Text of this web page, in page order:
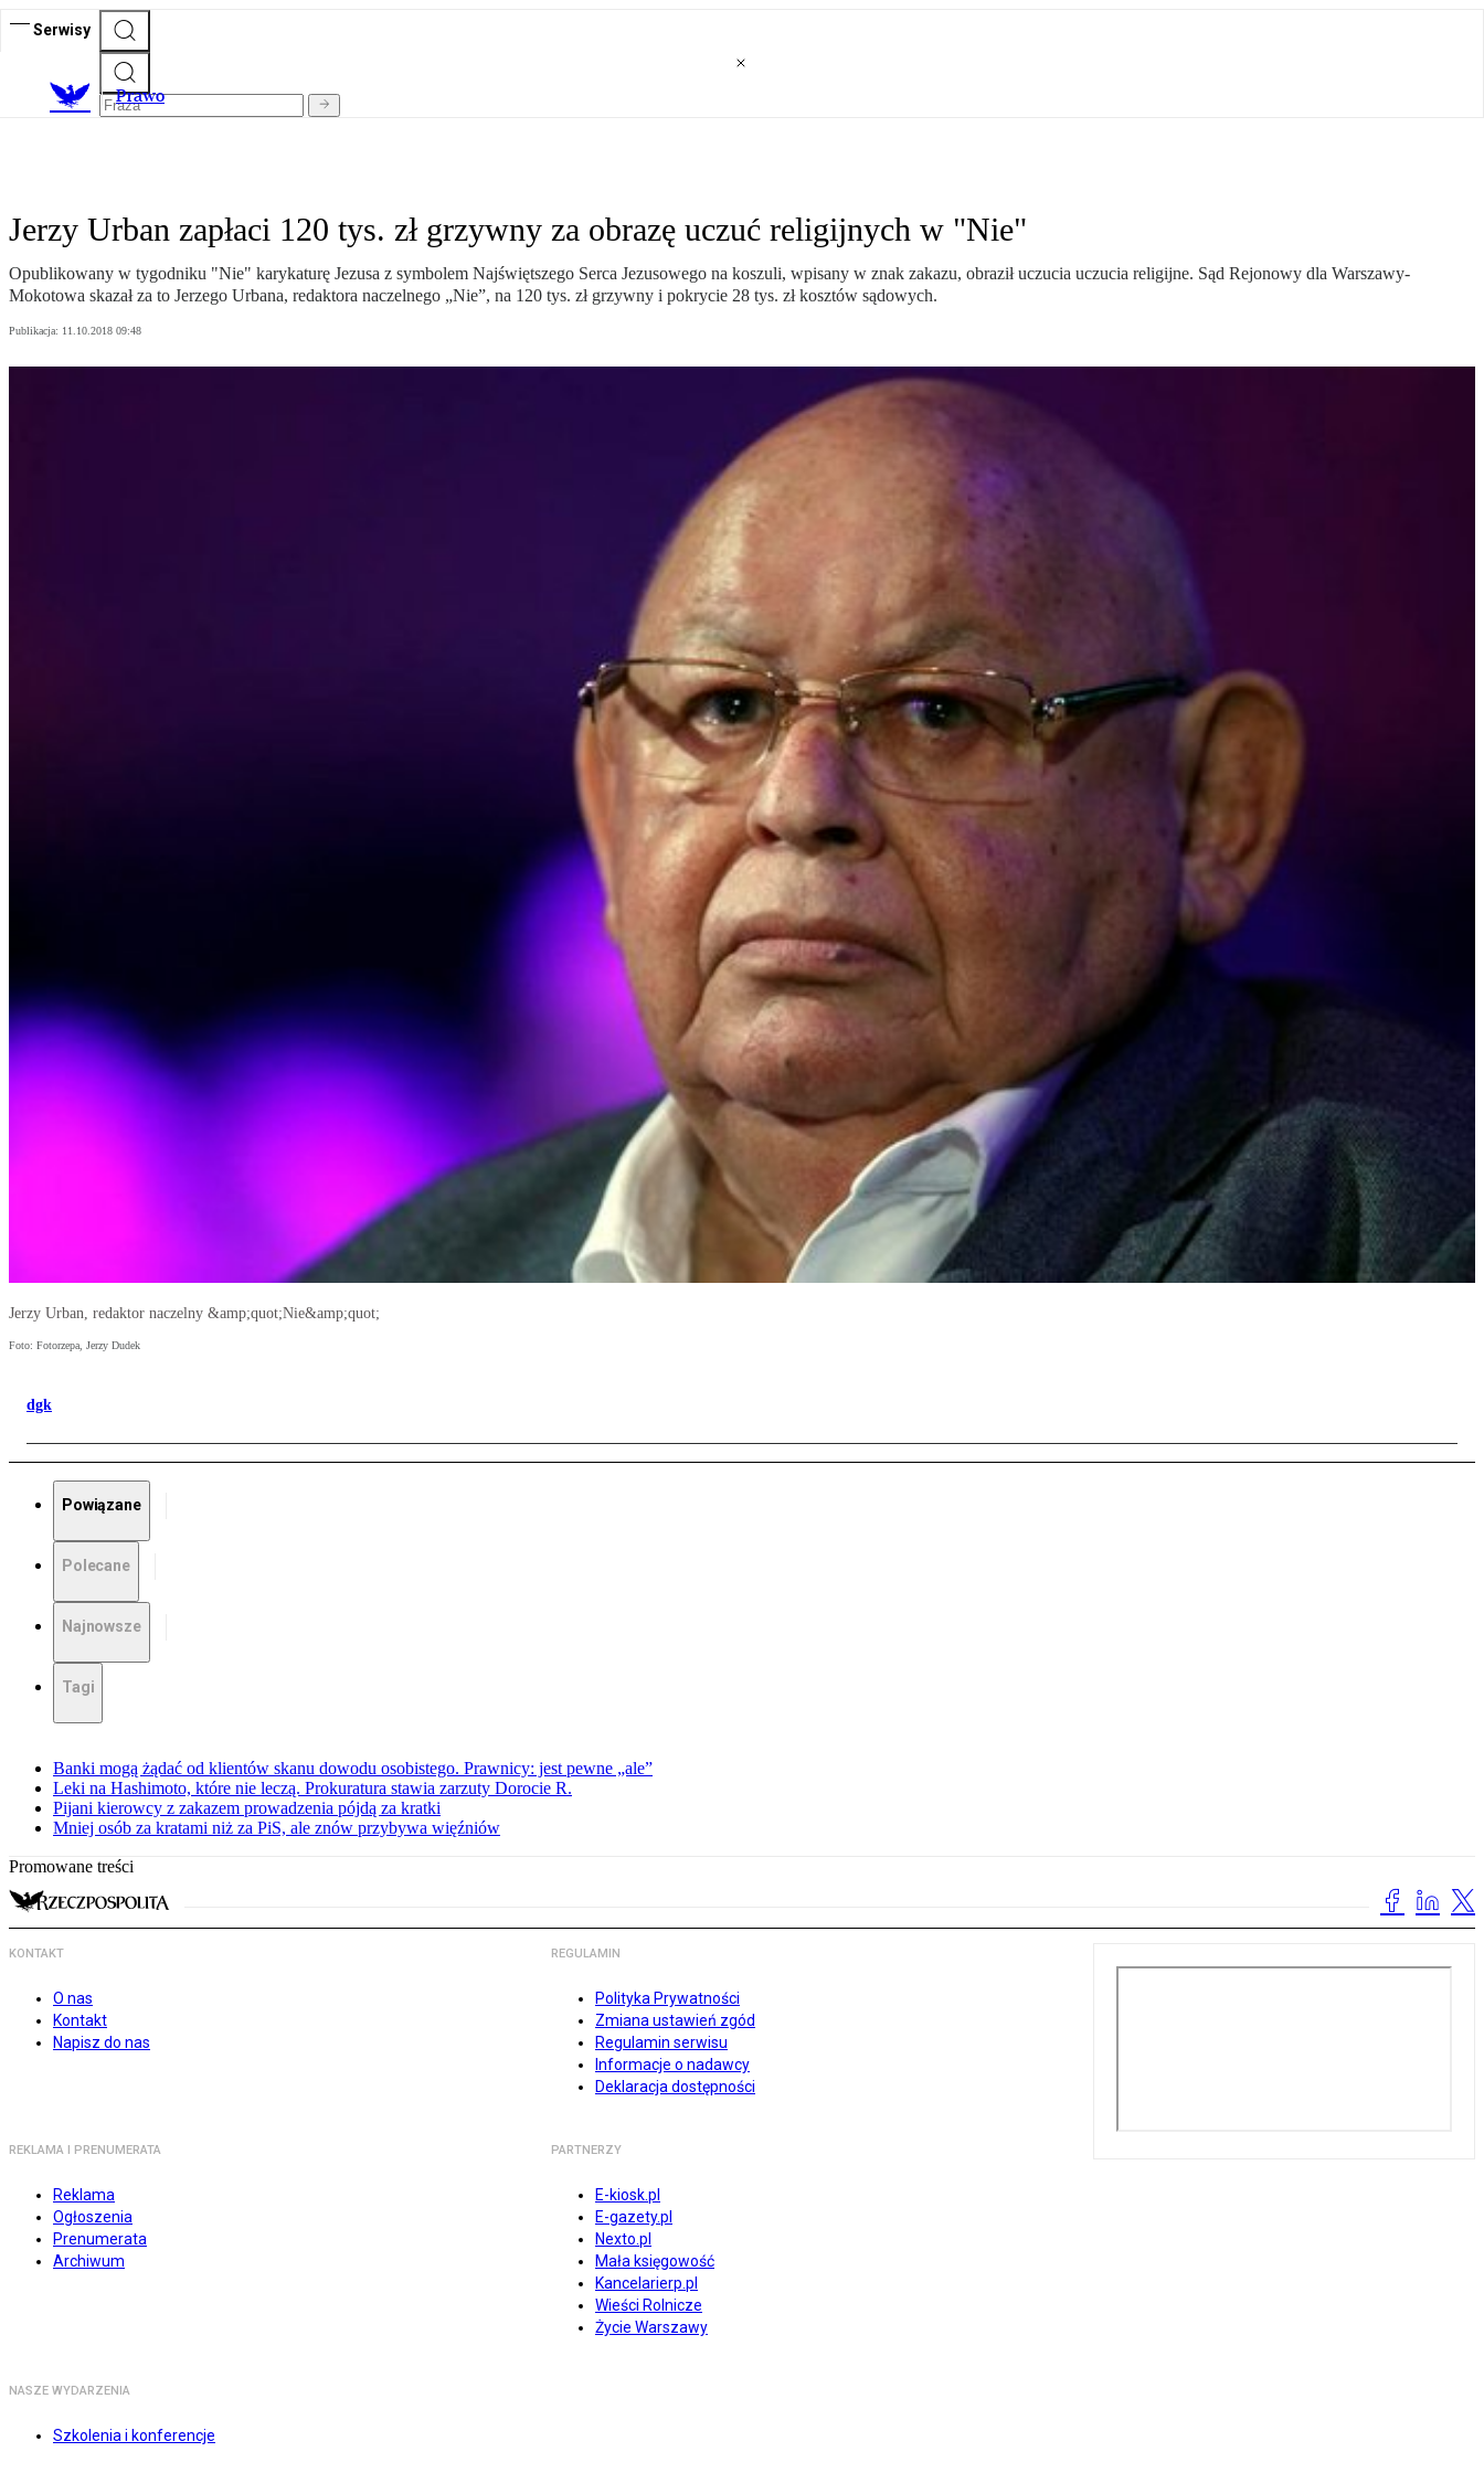
Serwisy
Prawo
Jerzy Urban zapłaci 120 tys. zł grzywny za obrazę uczuć religijnych w "Nie"
Opublikowany w tygodniku "Nie" karykaturę Jezusa z symbolem Najświętszego Serca Jezusowego na koszuli, wpisany w znak zakazu, obraził uczucia uczucia religijne. Sąd Rejonowy dla Warszawy-
Mokotowa skazał za to Jerzego Urbana, redaktora naczelnego „Nie”, na 120 tys. zł grzywny i pokrycie 28 tys. zł kosztów sądowych.
Publikacja: 11.10.2018 09:48
Jerzy Urban, redaktor naczelny &amp;quot;Nie&amp;quot;
Foto: Fotorzepa, Jerzy Dudek
dgk
Powiązane
Polecane
Najnowsze
Tagi
Banki mogą żądać od klientów skanu dowodu osobistego. Prawnicy: jest pewne „ale”
Leki na Hashimoto, które nie leczą. Prokuratura stawia zarzuty Dorocie R.
Pijani kierowcy z zakazem prowadzenia pójdą za kratki
Mniej osób za kratami niż za PiS, ale znów przybywa więźniów
Promowane treści
KONTAKT
O nas
Kontakt
Napisz do nas
REGULAMIN
Polityka Prywatności
Zmiana ustawień zgód
Regulamin serwisu
Informacje o nadawcy
Deklaracja dostępności
REKLAMA I PRENUMERATA
Reklama
Ogłoszenia
Prenumerata
Archiwum
PARTNERZY
E-kiosk.pl
E-gazety.pl
Nexto.pl
Mała księgowość
Kancelarierp.pl
Wieści Rolnicze
Życie Warszawy
NASZE WYDARZENIA
Szkolenia i konferencje